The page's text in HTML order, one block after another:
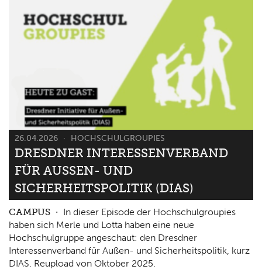
26.04.2026 HOCHSCHULGROUPIES
DRESDNER INTERESSENVERBAND
FÜR AUSSEN- UND S
ICHERHEITSPOLITIK (DIAS)
CAMPUS
In dieser Episode der Hochschulgroupies
haben sich Merle und Lotta haben eine neue
Hochschulgruppe angeschaut: den Dresdner
Interessenverband für Außen- und Sicherheitspolitik, kurz
DIAS. Reupload von Oktober 2025.